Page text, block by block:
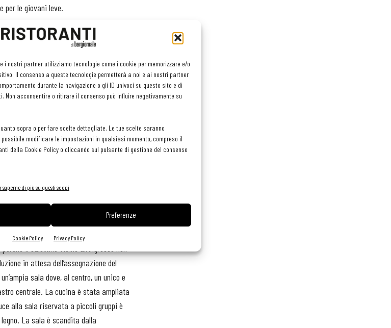
i nostri partner utilizziamo tecnologie come i cookie per memorizzare e/o
Il consenso a queste tecnologie permetterà a noi e ai nostri partner
durante la navigazione o gli ID univoci su questo sito e di
Non acconsentire o ritirare il consenso può influire negativamente su
sopra o per fare scelte dettagliate. Le tue scelte saranno
modificare le impostazioni in qualsiasi momento, compreso il
della Cookie Policy o cliccando sul pulsante di gestione del consenso
saperne di più su questi scopi
Preferenze
Cookie Policy Privacy Policy
per le giovani leve.
della tradizione giapponese) per
riprende la consuetudine cinese di
attingere. Lo spazio è diviso in 3
il consumo veloce-informale del pasto;
posta sul fondo al locale più
alle sale e il punto accanto alla
con quello dalla cucina.
I colori neutri, l’uso del legno e la
a quella dai tradizionali ristoranti
accompagnato da una
ma per dare il meglio di sé (in quanto
il salottino vicino all’ingresso non
in attesa dell’assegnazione del
sala dove, al centro, un unico e
centrale. La cucina è stata ampliata
alla sala riservata a piccoli gruppi è
La sala è scandita dalla